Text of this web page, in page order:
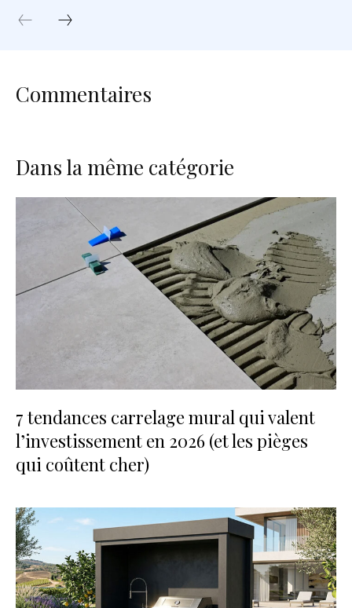
Commentaires
Dans la même catégorie
7 tendances carrelage mural qui valent
l’investissement en 2026 (et les pièges
qui coûtent cher)